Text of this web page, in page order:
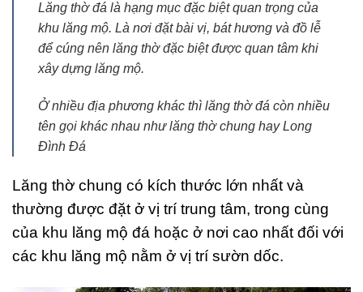
Lăng thờ đá là hạng mục đặc biệt quan trọng của
khu lăng mộ. Là nơi đặt bài vị, bát hương và đồ lễ
để cúng nên lăng thờ đặc biệt được quan tâm khi
xây dựng lăng mộ.
Ở nhiều địa phương khác thì lăng thờ đá còn nhiều
tên gọi khác nhau như lăng thờ chung hay Long
Đình Đá
Lăng thờ chung có kích thước lớn nhất và
thường được đặt ở vị trí trung tâm, trong cùng
của khu lăng mộ đá hoặc ở nơi cao nhất đối với
các khu lăng mộ nằm ở vị trí sườn dốc.